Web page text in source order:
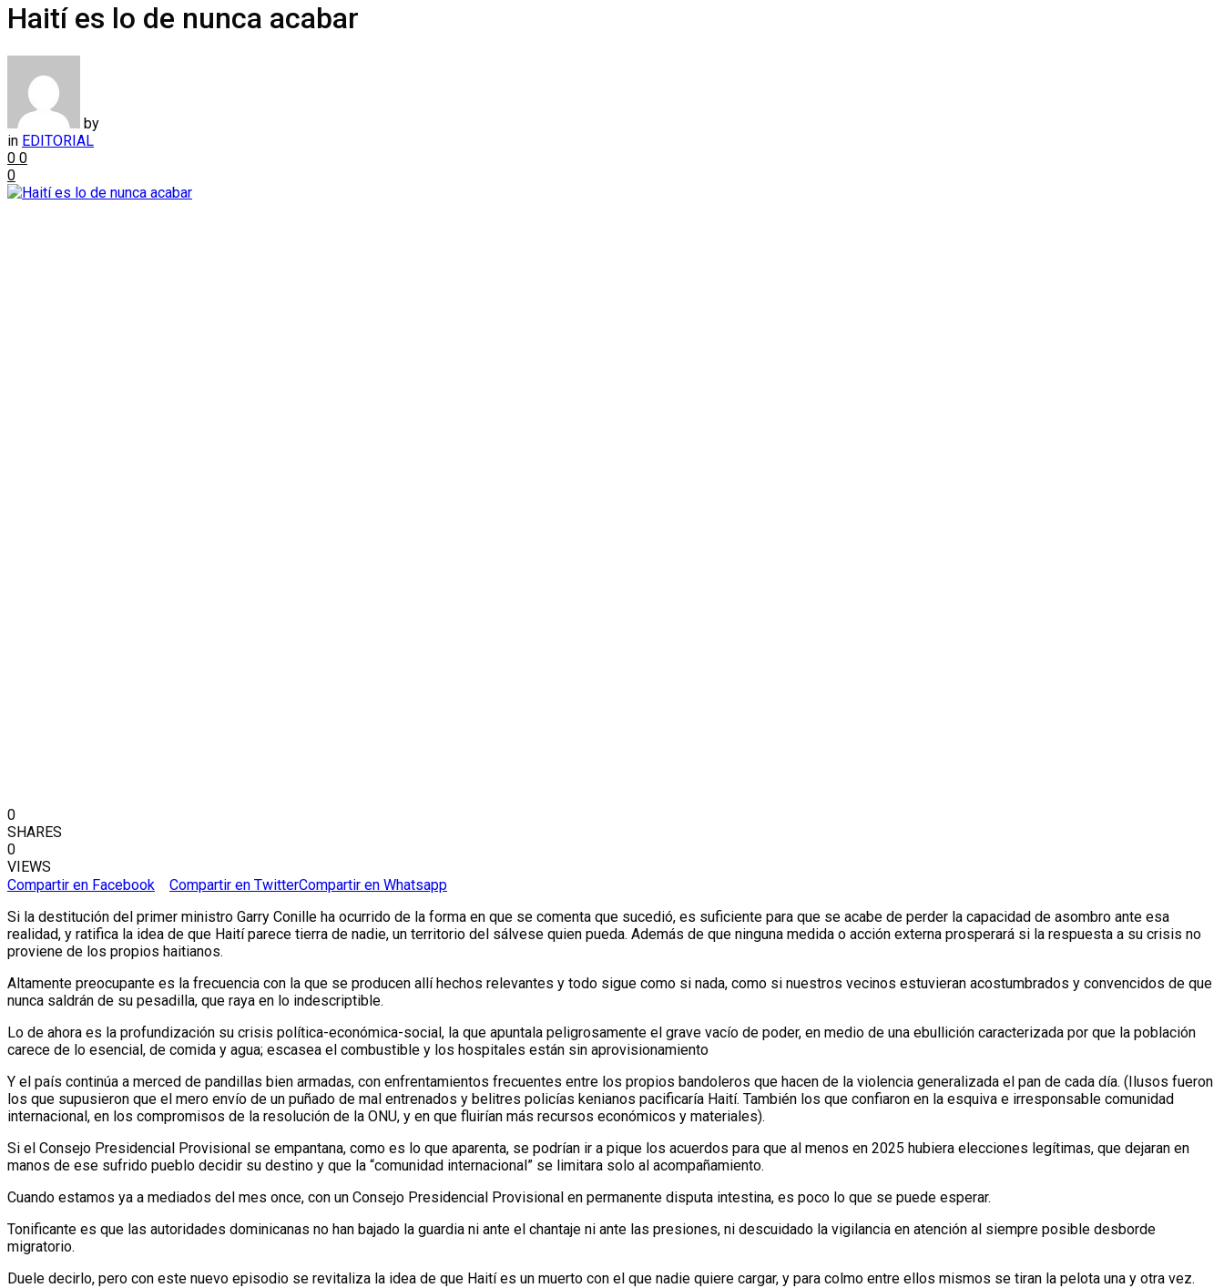
Haití es lo de nunca acabar
by
in EDITORIAL
0 0
0
0
SHARES
0
VIEWS
Compartir en Facebook
Compartir en TwitterCompartir en Whatsapp
Si la destitución del primer ministro Garry Conille ha ocurrido de la forma en que se comenta que sucedió, es suficiente para que se acabe de perder la capacidad de asombro ante esa
realidad, y ratifica la idea de que Haití parece tierra de nadie, un territorio del sálvese quien pueda. Además de que ninguna medida o acción externa prosperará si la respuesta a su crisis no
proviene de los propios haitianos.
Altamente preocupante es la frecuencia con la que se producen allí hechos relevantes y todo sigue como si nada, como si nuestros vecinos estuvieran acostumbrados y convencidos de que
nunca saldrán de su pesadilla, que raya en lo indescriptible.
Lo de ahora es la profundización su crisis política-económica-social, la que apuntala peligrosamente el grave vacío de poder, en medio de una ebullición caracterizada por que la población
carece de lo esencial, de comida y agua; escasea el combustible y los hospitales están sin aprovisionamiento
Y el país continúa a merced de pandillas bien armadas, con enfrentamientos frecuentes entre los propios bandoleros que hacen de la violencia generalizada el pan de cada día. (Ilusos fueron
los que supusieron que el mero envío de un puñado de mal entrenados y belitres policías kenianos pacificaría Haití. También los que confiaron en la esquiva e irresponsable comunidad
internacional, en los compromisos de la resolución de la ONU, y en que fluirían más recursos económicos y materiales).
Si el Consejo Presidencial Provisional se empantana, como es lo que aparenta, se podrían ir a pique los acuerdos para que al menos en 2025 hubiera elecciones legítimas, que dejaran en
manos de ese sufrido pueblo decidir su destino y que la “comunidad internacional” se limitara solo al acompañamiento.
Cuando estamos ya a mediados del mes once, con un Consejo Presidencial Provisional en permanente disputa intestina, es poco lo que se puede esperar.
Tonificante es que las autoridades dominicanas no han bajado la guardia ni ante el chantaje ni ante las presiones, ni descuidado la vigilancia en atención al siempre posible desborde
migratorio.
Duele decirlo, pero con este nuevo episodio se revitaliza la idea de que Haití es un muerto con el que nadie quiere cargar, y para colmo entre ellos mismos se tiran la pelota una y otra vez.